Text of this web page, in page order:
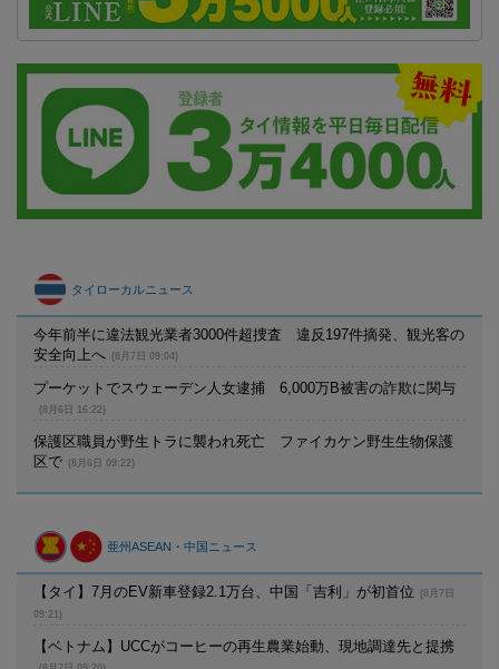
タイローカルニュース
今年前半に違法観光業者3000件超捜査 違反197件摘発、観光客の
安全向上へ
(8月7日 09:04)
プーケットでスウェーデン人女逮捕 6,000万B被害の詐欺に関与
(8月6日 16:22)
保護区職員が野生トラに襲われ死亡 ファイカケン野生生物保護
区で
(8月6日 09:22)
亜州ASEAN・中国ニュース
【タイ】7月のEV新車登録2.1万台、中国「吉利」が初首位
(8月7日
09:21)
【ベトナム】UCCがコーヒーの再生農業始動、現地調達先と提携